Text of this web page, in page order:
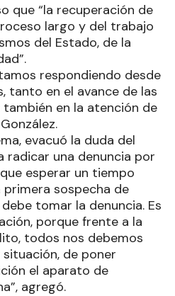
que “la recuperación de
largo y del trabajo
del Estado, de la
respondiendo desde
tanto en el avance de las
en la atención de
evacuó la duda del
radicar una denuncia por
esperar un tiempo
sospecha de
tomar la denuncia. Es
porque frente a la
todos nos debemos
de poner
el aparato de
agregó.